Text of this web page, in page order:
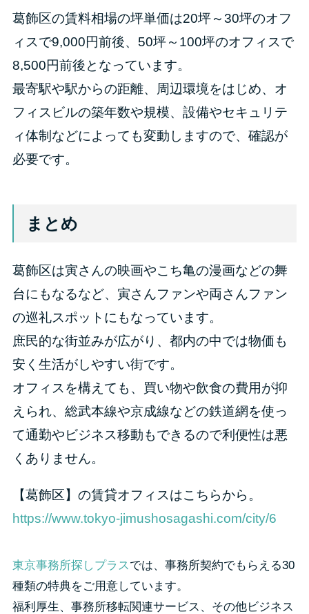
葛飾区の賃料相場の坪単価は20坪～30坪のオフ
ィスで9,000円前後、50坪～100坪のオフィスで
8,500円前後となっています。
最寄駅や駅からの距離、周辺環境をはじめ、オ
フィスビルの築年数や規模、設備やセキュリテ
ィ体制などによっても変動しますので、確認が
必要です。
まとめ
葛飾区は寅さんの映画やこち亀の漫画などの舞
台にもなるなど、寅さんファンや両さんファン
の巡礼スポットにもなっています。
庶民的な街並みが広がり、都内の中では物価も
安く生活がしやすい街です。
オフィスを構えても、買い物や飲食の費用が抑
えられ、総武本線や京成線などの鉄道網を使っ
て通勤やビジネス移動もできるので利便性は悪
くありません。
【葛飾区】の賃貸オフィスはこちらから。
https://www.tokyo-jimushosagashi.com/city/6
東京事務所探しプラス では、事務所契約でもらえる30
種類の特典をご用意しています。
福利厚生、事務所移転関連サービス、その他ビジネス